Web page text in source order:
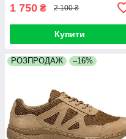
1 750 ₴ 2 100 ₴
Купити
РОЗПРОДАЖ –16%